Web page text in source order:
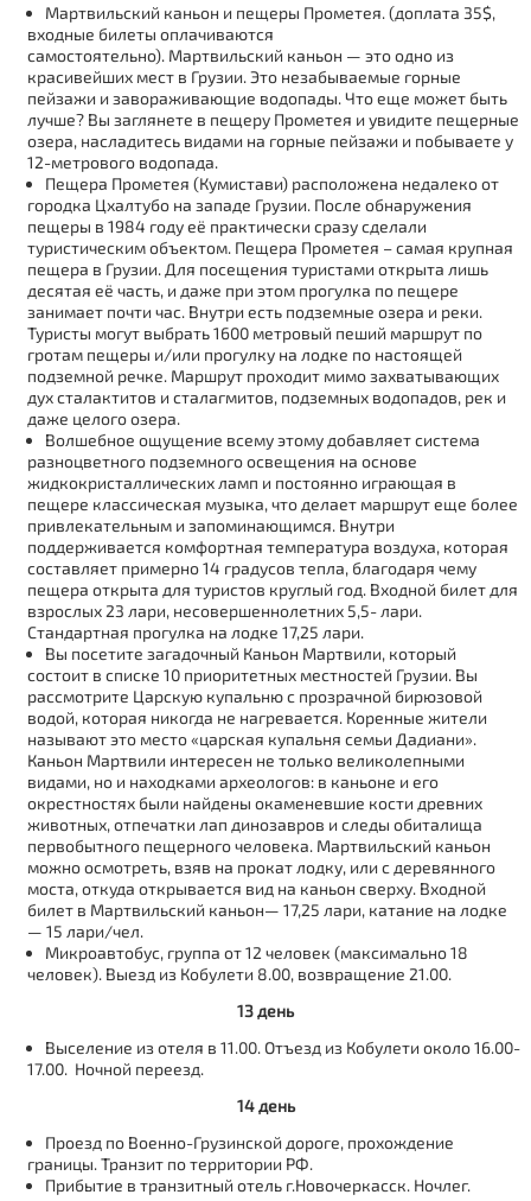
Мартвильский каньон и пещеры Прометея. (доплата 35$,
входные билеты оплачиваются
самостоятельно). Мартвильский каньон — это одно из
красивейших мест в Грузии. Это незабываемые горные
пейзажи и завораживающие водопады. Что еще может быть
лучше? Вы заглянете в пещеру Прометея и увидите пещерные
озера, насладитесь видами на горные пейзажи и побываете у
12-метрового водопада.
Пещера Прометея (Кумистави) расположена недалеко от
городка Цхалтубо на западе Грузии. После обнаружения
пещеры в 1984 году её практически сразу сделали
туристическим объектом. Пещера Прометея – самая крупная
пещера в Грузии. Для посещения туристами открыта лишь
десятая её часть, и даже при этом прогулка по пещере
занимает почти час. Внутри есть подземные озера и реки.
Туристы могут выбрать 1600 метровый пеший маршрут по
гротам пещеры и/или прогулку на лодке по настоящей
подземной речке. Маршрут проходит мимо захватывающих
дух сталактитов и сталагмитов, подземных водопадов, рек и
даже целого озера.
Волшебное ощущение всему этому добавляет система
разноцветного подземного освещения на основе
жидкокристаллических ламп и постоянно играющая в
пещере классическая музыка, что делает маршрут еще более
привлекательным и запоминающимся. Внутри
поддерживается комфортная температура воздуха, которая
составляет примерно 14 градусов тепла, благодаря чему
пещера открыта для туристов круглый год. Входной билет для
взрослых 23 лари, несовершеннолетних 5,5- лари.
Стандартная прогулка на лодке 17,25 лари.
Вы посетите загадочный Каньон Мартвили, который
состоит в списке 10 приоритетных местностей Грузии. Вы
рассмотрите Царскую купальню с прозрачной бирюзовой
водой, которая никогда не нагревается. Коренные жители
называют это место «царская купальня семьи Дадиани».
Каньон Мартвили интересен не только великолепными
видами, но и находками археологов: в каньоне и его
окрестностях были найдены окаменевшие кости древних
животных, отпечатки лап динозавров и следы обиталища
первобытного пещерного человека. Мартвильский каньон
можно осмотреть, взяв на прокат лодку, или с деревянного
моста, откуда открывается вид на каньон сверху. Входной
билет в Мартвильский каньон— 17,25 лари, катание на лодке
— 15 лари/чел.
Микроавтобус, группа от 12 человек (максимально 18
человек). Выезд из Кобулети 8.00, возвращение 21.00.
13 день
Выселение из отеля в 11.00. Отъезд из Кобулети около 16.00-
17.00. Ночной переезд.
14 день
Проезд по Военно-Грузинской дороге, прохождение
границы. Транзит по территории РФ.
Прибытие в транзитный отель г.Новочеркасск. Ночлег.